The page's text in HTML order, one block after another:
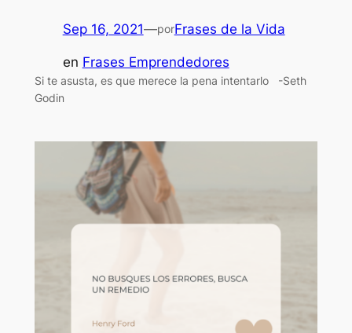
Sep 16, 2021—porFrases de la Vida
en Frases Emprendedores
Si te asusta, es que merece la pena intentarlo -Seth
Godin